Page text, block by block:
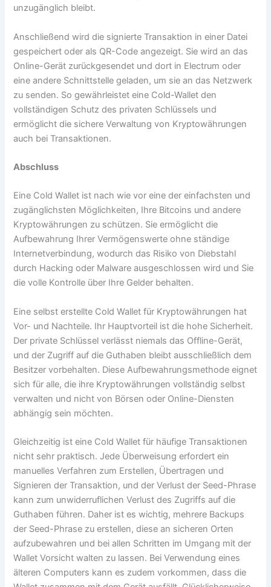
unzugänglich bleibt.
Anschließend wird die signierte Transaktion in einer Datei
gespeichert oder als QR-Code angezeigt. Sie wird an das
Online-Gerät zurückgesendet und dort in Electrum oder
eine andere Schnittstelle geladen, um sie an das Netzwerk
zu senden. So gewährleistet eine Cold-Wallet den
vollständigen Schutz des privaten Schlüssels und
ermöglicht die sichere Verwaltung von Kryptowährungen
auch bei Transaktionen.
Abschluss
Eine Cold Wallet ist nach wie vor eine der einfachsten und
zugänglichsten Möglichkeiten, Ihre Bitcoins und andere
Kryptowährungen zu schützen. Sie ermöglicht die
Aufbewahrung Ihrer Vermögenswerte ohne ständige
Internetverbindung, wodurch das Risiko von Diebstahl
durch Hacking oder Malware ausgeschlossen wird und Sie
die volle Kontrolle über Ihre Gelder behalten.
Eine selbst erstellte Cold Wallet für Kryptowährungen hat
Vor- und Nachteile. Ihr Hauptvorteil ist die hohe Sicherheit.
Der private Schlüssel verlässt niemals das Offline-Gerät,
und der Zugriff auf die Guthaben bleibt ausschließlich dem
Besitzer vorbehalten. Diese Aufbewahrungsmethode eignet
sich für alle, die ihre Kryptowährungen vollständig selbst
verwalten und nicht von Börsen oder Online-Diensten
abhängig sein möchten.
Gleichzeitig ist eine Cold Wallet für häufige Transaktionen
nicht sehr praktisch. Jede Überweisung erfordert ein
manuelles Verfahren zum Erstellen, Übertragen und
Signieren der Transaktion, und der Verlust der Seed-Phrase
kann zum unwiderruflichen Verlust des Zugriffs auf die
Guthaben führen. Daher ist es wichtig, mehrere Backups
der Seed-Phrase zu erstellen, diese an sicheren Orten
aufzubewahren und bei allen Schritten im Umgang mit der
Wallet Vorsicht walten zu lassen. Bei Verwendung eines
älteren Computers kann es zudem vorkommen, dass die